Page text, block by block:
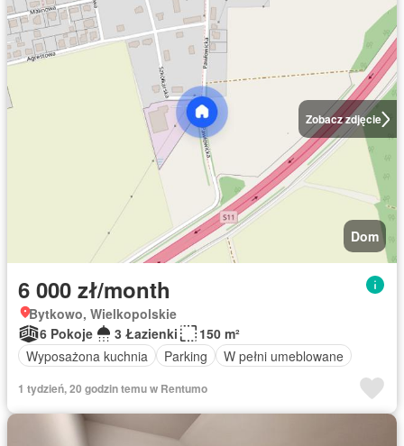
Zobacz zdjęcie
Dom
6 000 zł/month
Bytkowo, Wielkopolskie
6 Pokoje
3 Łazienki
150 m²
Wyposażona kuchnia
Parking W pełni umeblowane
1 tydzień, 20 godzin temu w Rentumo